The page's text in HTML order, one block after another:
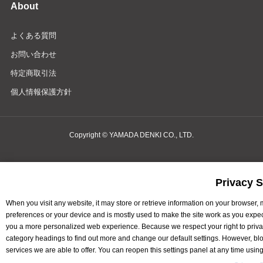
About
よくある質問
お問い合わせ
特定商取引法
個人情報保護方針
Copyright © YAMADA DENKI CO., LTD.
Privacy
When you visit any website, it may store or retrieve information on your
preferences or your device and is mostly used to make the site work as you
you a more personalized web experience. Because we respect your right to
category headings to find out more and change our default settings. However,
services we are able to offer. You can reopen this settings panel at any time